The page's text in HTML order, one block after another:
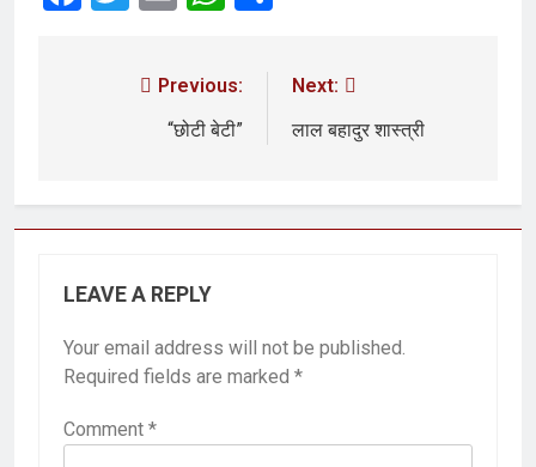
Previous:
“छोटी बेटी”
Next:
लाल बहादुर शास्त्री
LEAVE A REPLY
Your email address will not be published.
Required fields are marked *
Comment *